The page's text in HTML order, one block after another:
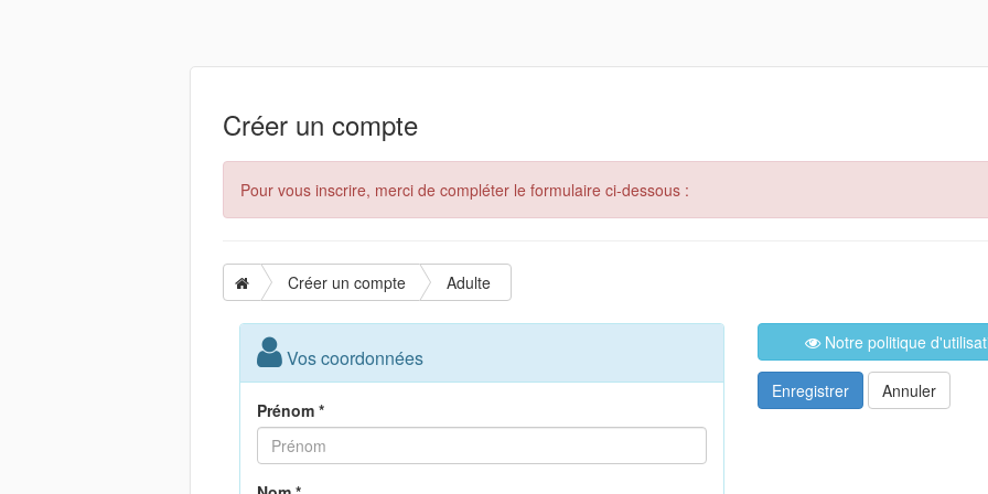
Créer un compte
Pour vous inscrire, merci de compléter le formulaire ci-dessous :
Créer un compte Adulte
Vos coordonnées
Prénom *
Notre politique
Enregistrer Annuler